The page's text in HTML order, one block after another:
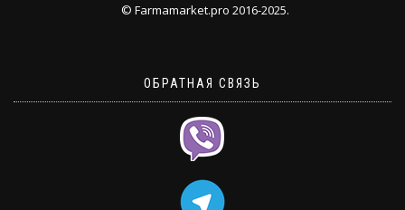
© Farmamarket.pro 2016-2025.
ОБРАТНАЯ СВЯЗЬ